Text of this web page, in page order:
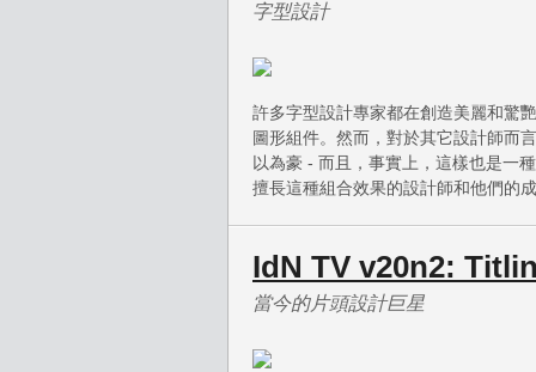
字型設計
許多字型設計專家都在創造美麗和驚
圖形組件。然而，對於其它設計師而
以為豪 - 而且，事實上，這樣也是一
擅長這種組合效果的設計師和他們的
IdN TV v20n2:
當今的片頭設計巨星